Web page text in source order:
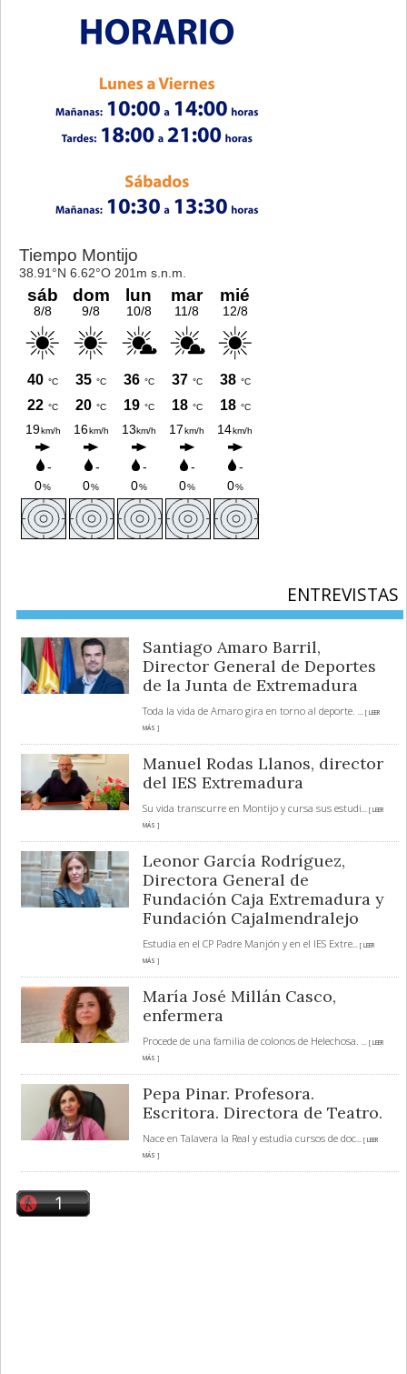
ENTREVISTAS
Santiago Amaro Barril,
Director General de Deportes
de la Junta de Extremadura
Toda la vida de Amaro gira en torno al deporte. ... [ LEER
MÁS ]
Manuel Rodas Llanos, director
del IES Extremadura
Su vida transcurre en Montijo y cursa sus estudi... [ LEER
MÁS ]
Leonor García Rodríguez,
Directora General de
Fundación Caja Extremadura y
Fundación Cajalmendralejo
Estudia en el CP Padre Manjón y en el IES Extre... [ LEER
MÁS ]
María José Millán Casco,
enfermera
Procede de una familia de colonos de Helechosa. ... [ LEER
MÁS ]
Pepa Pinar. Profesora.
Escritora. Directora de Teatro.
Nace en Talavera la Real y estudia cursos de doc... [ LEER
MÁS ]